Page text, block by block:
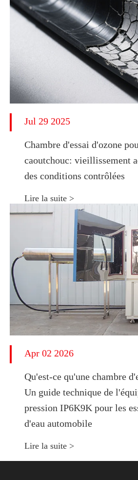
Jul 29 2025
Chambre d'essai d'ozone
caoutchouc: vieillissement
des conditions contrôlées
Lire la suite >
Apr 02 2026
Qu'est-ce qu'une chambre
Un guide technique de
pression IP6K9K pour les
d'eau automobile
Lire la suite >